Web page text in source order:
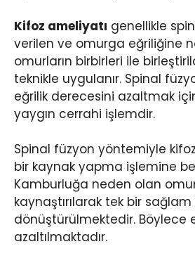
Kifoz ameliyatı genellikle
verilen ve omurga eğriliğine
omurların birbirleri ile
teknikle uygulanır. Spinal
eğrilik derecesini azaltmak
yaygın cerrahi işlemdir.
Spinal füzyon yöntemiyle kifoz
bir kaynak yapma işlemine
Kamburluğa neden olan
kaynaştırılarak tek bir
dönüştürülmektedir. Böylece
azaltılmaktadır.